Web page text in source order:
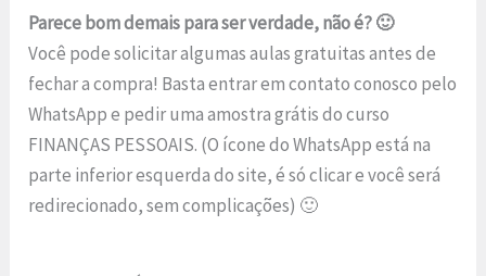
Parece bom demais para ser verdade, não é? 🙂
Você pode solicitar algumas aulas gratuitas antes de
fechar a compra! Basta entrar em contato conosco pelo
WhatsApp e pedir uma amostra grátis do curso
FINANÇAS PESSOAIS. (O ícone do WhatsApp está na
parte inferior esquerda do site, é só clicar e você será
redirecionado, sem complicações) 🙂